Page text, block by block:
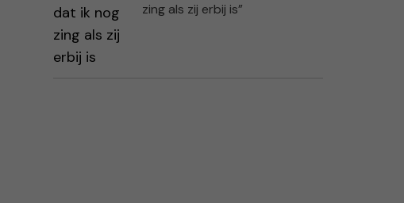
zing als zij erbij is”